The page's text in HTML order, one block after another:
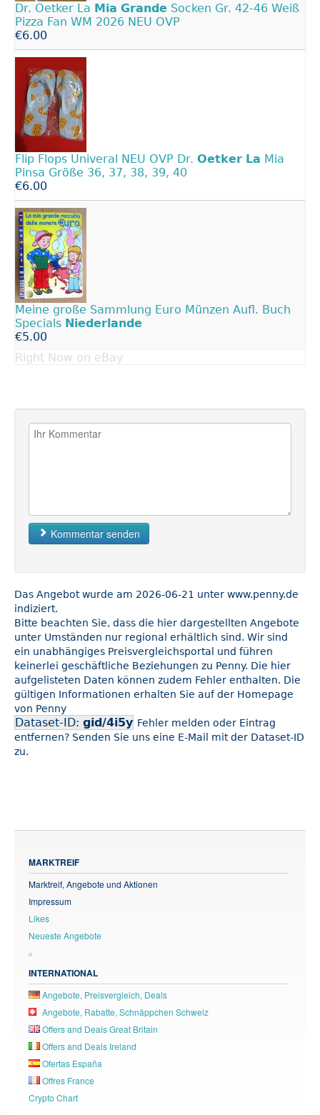
Dr. Oetker La Mia Grande Socken Gr. 42-46 Weiß
Pizza Fan WM 2026 NEU OVP
€6.00
Flip Flops Univeral NEU OVP Dr. Oetker La Mia
Pinsa Größe 36, 37, 38, 39, 40
€6.00
Meine große Sammlung Euro Münzen Aufl. Buch
Specials Niederlande
€5.00
Right Now on eBay
Kommentar senden
Das Angebot wurde am 2026-06-21 unter www.penny.de
indiziert.
Bitte beachten Sie, dass die hier dargestellten Angebote
unter Umständen nur regional erhältlich sind. Wir sind
ein unabhängiges Preisvergleichsportal und führen
keinerlei geschäftliche Beziehungen zu Penny. Die hier
aufgelisteten Daten können zudem Fehler enthalten. Die
gültigen Informationen erhalten Sie auf der Homepage
von Penny
Dataset-ID: gid/4i5y Fehler melden oder Eintrag
entfernen? Senden Sie uns eine E-Mail mit der Dataset-ID
zu.
MARKTREIF
Marktreif, Angebote und Aktionen
Impressum
Likes
Neueste Angebote
INTERNATIONAL
Angebote, Preisvergleich, Deals
Angebote, Rabatte, Schnäppchen Schweiz
Offers and Deals Great Britain
Offers and Deals Ireland
Ofertas España
Offres France
Crypto Chart